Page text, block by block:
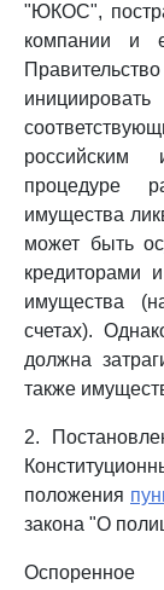
"ЮКОС",
компании и
российским
процедуре
имущества
может быть
кредиторами
имущества
счетах).
должна
также
2.
положения
закона "О
Оспоренное